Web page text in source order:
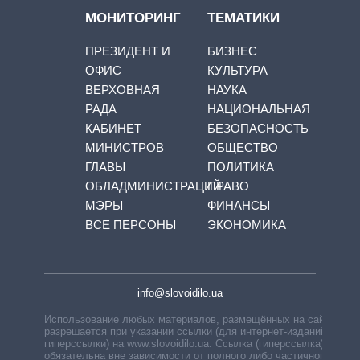
МОНИТОРИНГ
ПРЕЗИДЕНТ И
ОФИС
ВЕРХОВНАЯ
РАДА
КАБИНЕТ
МИНИСТРОВ
ГЛАВЫ
ОБЛАДМИНИСТРАЦИЙ
МЭРЫ
ВСЕ ПЕРСОНЫ
ТЕМАТИКИ
БИЗНЕС
КУЛЬТУРА
НАУКА
НАЦИОНАЛЬНАЯ
БЕЗОПАСНОСТЬ
ОБЩЕСТВО
ПОЛИТИКА
ПРАВО
ФИНАНСЫ
ЭКОНОМИКА
info@slovoidilo.ua
Использование любых материалов, размещённых на сайте,
разрешается при указании ссылки (для интернет-изданий —
гиперссылки) на www.slovoidilo.ua. Ссылка (гиперссылка)
обязательна вне зависимости от полного либо частичного